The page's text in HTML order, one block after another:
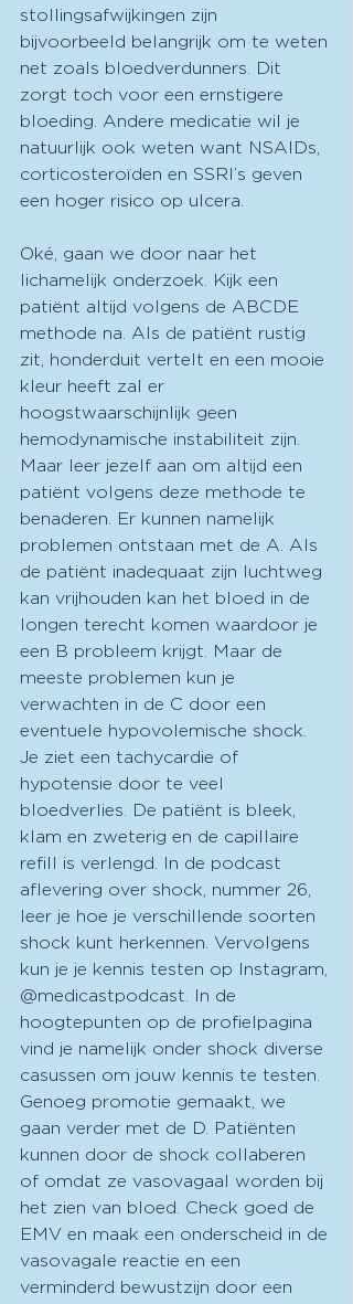
stollingsafwijkingen zijn
bijvoorbeeld belangrijk om te weten
net zoals bloedverdunners. Dit
zorgt toch voor een ernstigere
bloeding. Andere medicatie wil je
natuurlijk ook weten want NSAIDs,
corticosteroïden en SSRI’s geven
een hoger risico op ulcera.
Oké, gaan we door naar het
lichamelijk onderzoek. Kijk een
patiënt altijd volgens de ABCDE
methode na. Als de patiënt rustig
zit, honderduit vertelt en een mooie
kleur heeft zal er
hoogstwaarschijnlijk geen
hemodynamische instabiliteit zijn.
Maar leer jezelf aan om altijd een
patiënt volgens deze methode te
benaderen. Er kunnen namelijk
problemen ontstaan met de A. Als
de patiënt inadequaat zijn luchtweg
kan vrijhouden kan het bloed in de
longen terecht komen waardoor je
een B probleem krijgt. Maar de
meeste problemen kun je
verwachten in de C door een
eventuele hypovolemische shock.
Je ziet een tachycardie of
hypotensie door te veel
bloedverlies. De patiënt is bleek,
klam en zweterig en de capillaire
refill is verlengd. In de podcast
aflevering over shock, nummer 26,
leer je hoe je verschillende soorten
shock kunt herkennen. Vervolgens
kun je je kennis testen op Instagram,
@medicastpodcast. In de
hoogtepunten op de profielpagina
vind je namelijk onder shock diverse
casussen om jouw kennis te testen.
Genoeg promotie gemaakt, we
gaan verder met de D. Patiënten
kunnen door de shock collaberen
of omdat ze vasovagaal worden bij
het zien van bloed. Check goed de
EMV en maak een onderscheid in de
vasovagale reactie en een
verminderd bewustzijn door een